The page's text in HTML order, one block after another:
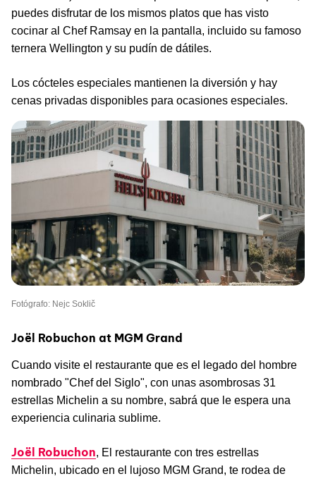
puedes disfrutar de los mismos platos que has visto
cocinar al Chef Ramsay en la pantalla, incluido su famoso
ternera Wellington y su pudín de dátiles.
Los cócteles especiales mantienen la diversión y hay
cenas privadas disponibles para ocasiones especiales.
Fotógrafo: Nejc Soklič
Joël Robuchon at MGM Grand
Cuando visite el restaurante que es el legado del hombre
nombrado "Chef del Siglo", con unas asombrosas 31
estrellas Michelin a su nombre, sabrá que le espera una
experiencia culinaria sublime.
Joël Robuchon, El restaurante con tres estrellas
Michelin, ubicado en el lujoso MGM Grand, te rodea de